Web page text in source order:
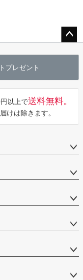
へ
プレゼント
以上で送料無料。
けは除きます。